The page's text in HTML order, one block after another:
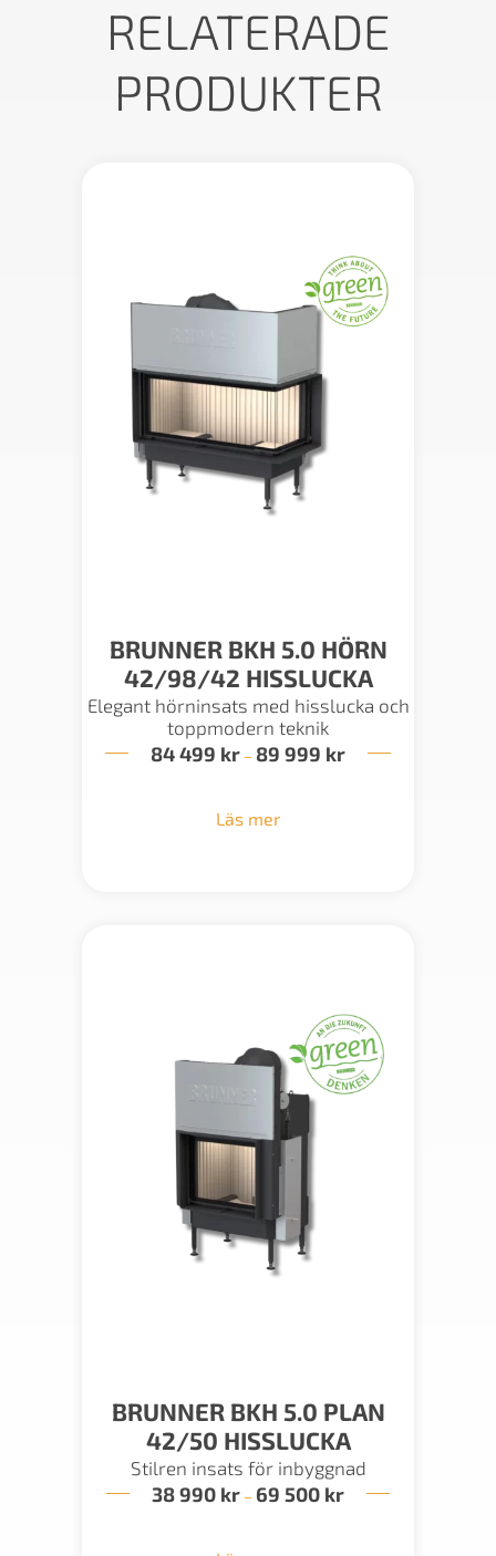
RELATERADE
PRODUKTER
BRUNNER BKH 5.0 HÖRN
42/98/42 HISSLUCKA
Elegant hörninsats med hisslucka och
toppmodern teknik
84 499 kr – 89 999 krPrisintervall:
Läs mer
BRUNNER BKH 5.0 PLAN
42/50 HISSLUCKA
Stilren insats för inbyggnad
38 990 kr – 69 500 krPrisintervall: